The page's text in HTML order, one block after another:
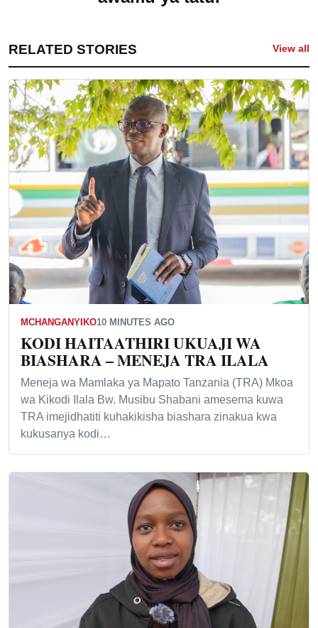
RELATED STORIES View all
MCHANGANYIKO10 MINUTES AGO
KODI HAITAATHIRI UKUAJI WA
BIASHARA – MENEJA TRA ILALA
Meneja wa Mamlaka ya Mapato Tanzania (TRA) Mkoa
wa Kikodi Ilala Bw. Musibu Shabani amesema kuwa
TRA imejidhatiti kuhakikisha biashara zinakua kwa
kukusanya kodi…